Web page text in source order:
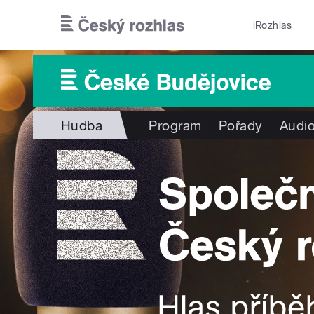
iRozhlas
Hudba Program Pořady